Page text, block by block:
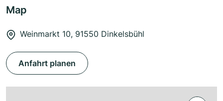
Map
Weinmarkt 10, 91550 Dinkelsbühl
Anfahrt planen